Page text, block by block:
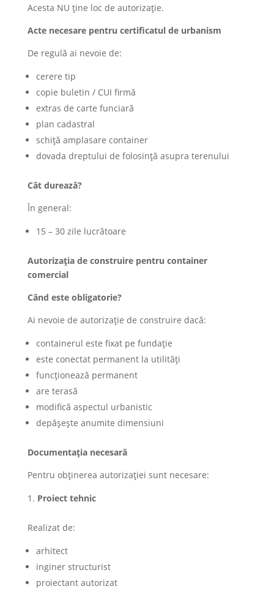
Acesta NU ține loc de autorizație.
Acte necesare pentru certificatul de urbanism
De regulă ai nevoie de:
cerere tip
copie buletin / CUI firmă
extras de carte funciară
plan cadastral
schiță amplasare container
dovada dreptului de folosință asupra terenului
Cât durează?
În general:
15 – 30 zile lucrătoare
Autorizația de construire pentru container
comercial
Când este obligatorie?
Ai nevoie de autorizație de construire dacă:
containerul este fixat pe fundație
este conectat permanent la utilități
funcționează permanent
are terasă
modifică aspectul urbanistic
depășește anumite dimensiuni
Documentația necesară
Pentru obținerea autorizației sunt necesare:
Proiect tehnic
Realizat de:
arhitect
inginer structurist
proiectant autorizat